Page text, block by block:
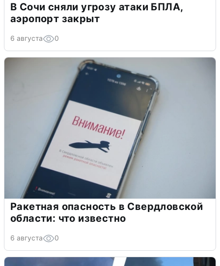
В Сочи сняли угрозу атаки БПЛА,
аэропорт закрыт
6 августа 0
Ракетная опасность в Свердловской
области: что известно
6 августа 0